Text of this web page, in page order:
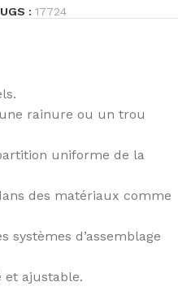
UGS : 17724
rainure ou un trou
uniforme de la
des matériaux comme
systèmes d’assemblage
et ajustable.